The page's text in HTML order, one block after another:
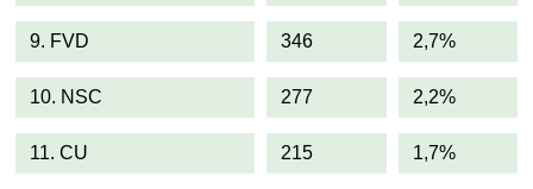
9. FVD 346 2,7%
10. NSC 277 2,2%
11. CU 215 1,7%